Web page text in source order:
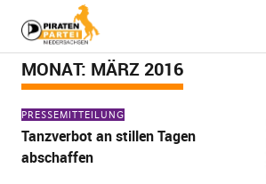
MONAT: MÄRZ 2016
PRESSEMITTEILUNG
Tanzverbot an stillen Tagen
abschaffen